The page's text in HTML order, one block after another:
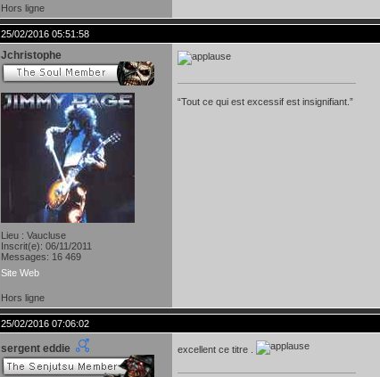
Hors ligne
25/02/2016 05:51:58
Jchristophe
Lieu : Vaucluse
Inscrit(e): 06/11/2011
Messages: 16 469
Site Web
“Tout ce qui est excessif est insignifiant.”
Hors ligne
25/02/2016 07:06:02
sergent eddie excellent ce titre .